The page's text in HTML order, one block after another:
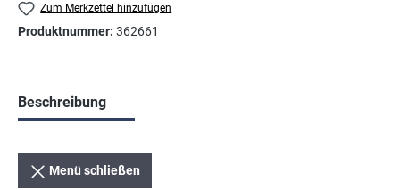
Zum Merkzettel hinzufügen
Produktnummer: 362661
Beschreibung
Menü schließen